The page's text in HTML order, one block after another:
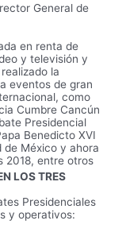
General de
en renta de
y televisión y
la
eventos de gran
como
Cumbre Cancún
Presidencial
Benedicto XVI
de México y ahora
2018, entre otros
LOS TRES
Presidenciales
y operativos: